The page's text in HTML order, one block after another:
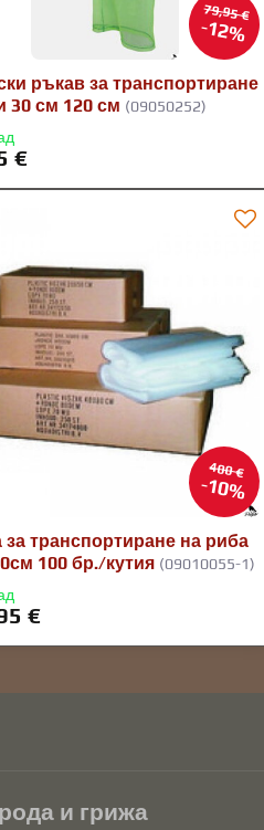
79,95 €
12%
ръкав за транспортиране
30 см 120 см (09050252)
€
400 €
10%
за транспортиране на риба
100 бр./кутия (09010055-1)
€
и грижа